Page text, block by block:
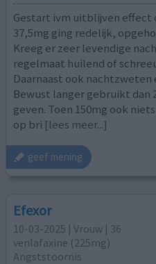
Gestart ivm uitblijven effect
37,5mg ging redelijk,
Kreeg er zeer levendige
regelmaat huilend of
Daarnaast ook
Bewust langer gebruikt
geven. Toen 150mg ook
op bri [lees meer...]
geef mening
Efexor
10-03-2025 | Vrouw | 36
venlafaxine (225mg)
Angststoornis